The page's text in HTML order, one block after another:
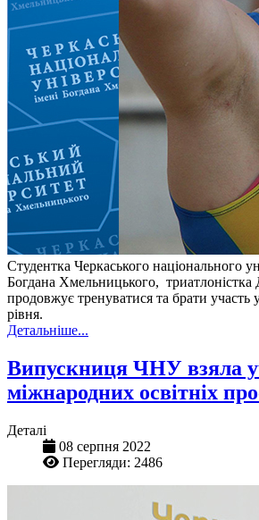
Студентка Черкаського національного
Богдана Хмельницького, триатлоністка
продовжує тренуватися та брати участь
рівня.
Детальніше...
Випускниця ЧНУ взяла
міжнародних освітніх
Деталі
08 серпня 2022
Перегляди: 2486